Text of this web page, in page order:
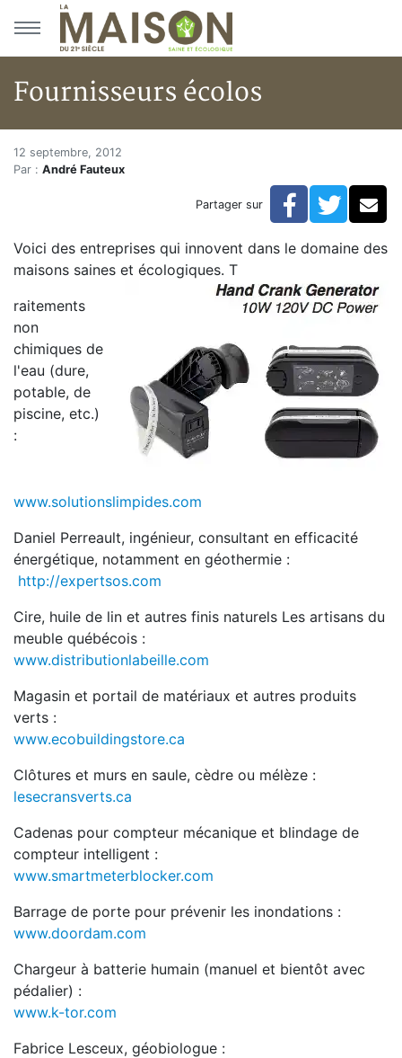
Aller au menu principal
Aller au contenu principal
Fournisseurs écolos
Accueil
Articles
Fournisseurs écolos
12 septembre, 2012
Par : André Fauteux
Partager sur Facebook
Voici des entreprises qui innovent dans le domaine des
maisons saines et écologiques. T
raitements
non
chimiques de
l'eau (dure,
potable, de
piscine, etc.)
:
www.solutionslimpides.com
Daniel Perreault, ingénieur, consultant en efficacité
énergétique, notamment en géothermie :
http://expertsos.com
Cire, huile de lin et autres finis naturels Les artisans du
meuble québécois :
www.distributionlabeille.com
Magasin et portail de matériaux et autres produits
verts :
www.ecobuildingstore.ca
Clôtures et murs en saule, cèdre ou mélèze :
lesecransverts.ca
Cadenas pour compteur mécanique et blindage de
compteur intelligent :
www.smartmeterblocker.com
Barrage de porte pour prévenir les inondations :
www.doordam.com
Chargeur à batterie humain (manuel et bientôt avec
pédalier) :
www.k-tor.com
Fabrice Lesceux, géobiologue :